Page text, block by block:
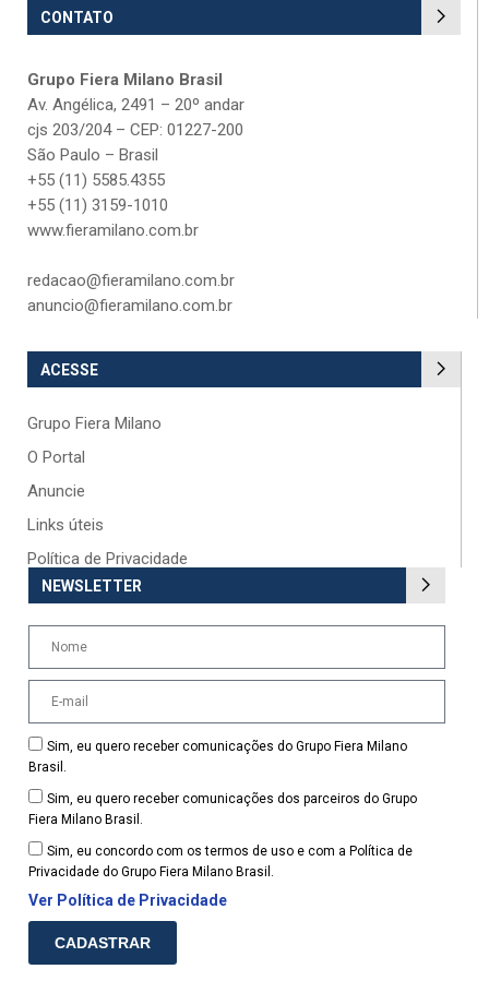
CONTATO
Grupo Fiera Milano Brasil
Av. Angélica, 2491 – 20º andar
cjs 203/204 – CEP: 01227-200
São Paulo – Brasil
+55 (11) 5585.4355
+55 (11) 3159-1010
www.fieramilano.com.br
redacao@fieramilano.com.br
anuncio@fieramilano.com.br
ACESSE
Grupo Fiera Milano
O Portal
Anuncie
Links úteis
Política de Privacidade
NEWSLETTER
Sim, eu quero receber comunicações do Grupo Fiera Milano
Brasil.
Sim, eu quero receber comunicações dos parceiros do Grupo
Fiera Milano Brasil.
Sim, eu concordo com os termos de uso e com a Política de
Privacidade do Grupo Fiera Milano Brasil.
Ver Política de Privacidade
CADASTRAR